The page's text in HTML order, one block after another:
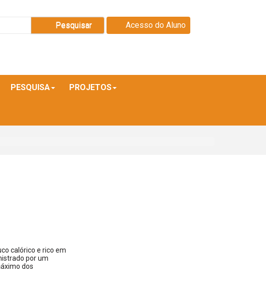
Pesquisar Acesso do Aluno
PESQUISA PROJETOS
calórico e rico em
por um
dos